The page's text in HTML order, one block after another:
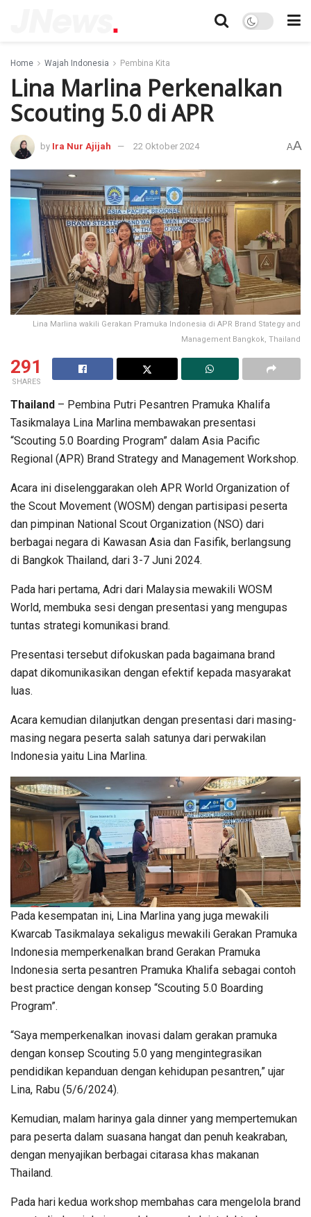
Home Wajah Indonesia Pembina Kita
Lina Marlina Perkenalkan
Scouting 5.0 di APR
by Ira Nur Ajijah 22 Oktober 2024 AA
Lina Marlina wakili Gerakan Pramuka Indonesia di APR Brand Stategy and
Management Bangkok, Thailand
291
SHARES
Thailand – Pembina Putri Pesantren Pramuka Khalifa
Tasikmalaya Lina Marlina membawakan presentasi
“Scouting 5.0 Boarding Program” dalam Asia Pacific
Regional (APR) Brand Strategy and Management Workshop.
Acara ini diselenggarakan oleh APR World Organization of
the Scout Movement (WOSM) dengan partisipasi peserta
dan pimpinan National Scout Organization (NSO) dari
berbagai negara di Kawasan Asia dan Fasifik, berlangsung
di Bangkok Thailand, dari 3-7 Juni 2024.
Pada hari pertama, Adri dari Malaysia mewakili WOSM
World, membuka sesi dengan presentasi yang mengupas
tuntas strategi komunikasi brand.
Presentasi tersebut difokuskan pada bagaimana brand
dapat dikomunikasikan dengan efektif kepada masyarakat
luas.
Acara kemudian dilanjutkan dengan presentasi dari masing-
masing negara peserta salah satunya dari perwakilan
Indonesia yaitu Lina Marlina.
Pada kesempatan ini, Lina Marlina yang juga mewakili
Kwarcab Tasikmalaya sekaligus mewakili Gerakan Pramuka
Indonesia memperkenalkan brand Gerakan Pramuka
Indonesia serta pesantren Pramuka Khalifa sebagai contoh
best practice dengan konsep “Scouting 5.0 Boarding
Program”.
“Saya memperkenalkan inovasi dalam gerakan pramuka
dengan konsep Scouting 5.0 yang mengintegrasikan
pendidikan kepanduan dengan kehidupan pesantren,” ujar
Lina, Rabu (5/6/2024).
Kemudian, malam harinya gala dinner yang mempertemukan
para peserta dalam suasana hangat dan penuh keakraban,
dengan menyajikan berbagai citarasa khas makanan
Thailand.
Pada hari kedua workshop membahas cara mengelola brand